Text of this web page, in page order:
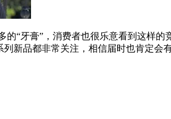
牙膏”，消费者也很乐意看到这样的
新品都非常关注，相信届时也肯定会有